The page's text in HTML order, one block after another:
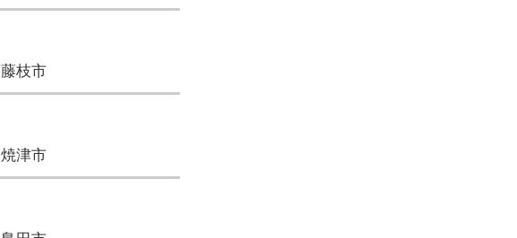
藤枝市
焼津市